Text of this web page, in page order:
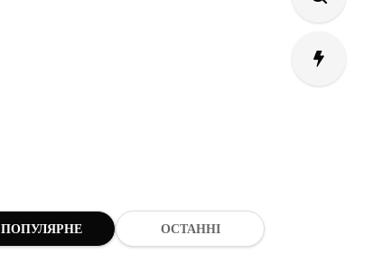
ПОПУЛЯРНЕ ОСТАННІ